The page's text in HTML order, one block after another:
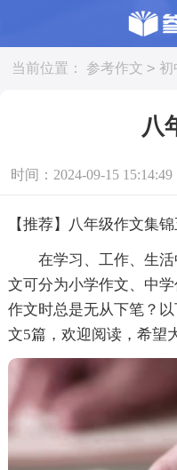
当前位置： 参考作文 > 初
八
时间：2024-09-15 15:14:49
【推荐】八年级作文集
在学习、工作、生活
文可分为小学作文、中
作文时总是无从下笔？
文5篇，欢迎阅读，希望